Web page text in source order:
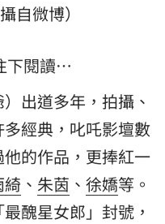
自微博）
下閱讀…
）出道多年，拍攝、
經典，叱吒影壇數
的作品，更捧紅一
綺 、 朱茵 、 徐嬌等。
醜星女郎」封號，